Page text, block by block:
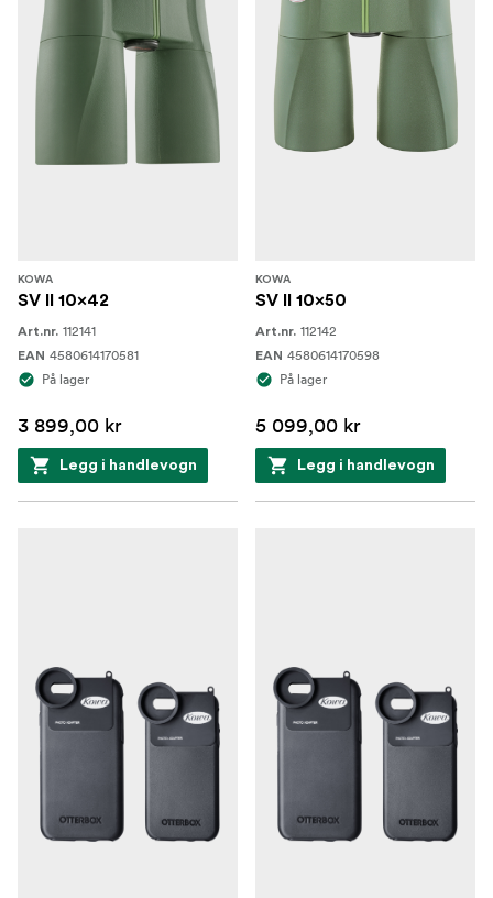
KOWA
SV II 10x42
Art.nr. 112141
EAN 4580614170581
På lager
3 899,00 kr
Legg i handlevogn
KOWA
SV II 10x50
Art.nr. 112142
EAN 4580614170598
På lager
5 099,00 kr
Legg i handlevogn